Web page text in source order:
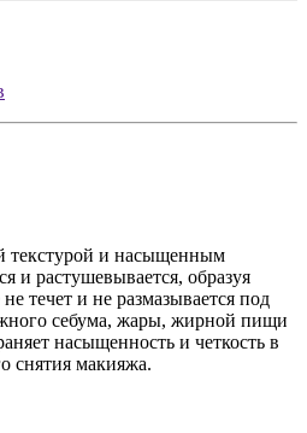
текстурой и насыщенным
и растушевывается, образуя
течет и не размазывается под
себума, жары, жирной пищи
насыщенность и четкость в
снятия макияжа.